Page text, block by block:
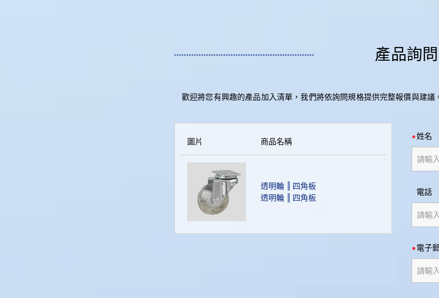
產品詢問
歡迎將您有興趣的產品加入清單，我們將依詢問規格提供完整報價與建議
圖片 商品名稱
透明輪 ‖ 四角板
透明輪 ‖ 四角板
姓名
電話
電子